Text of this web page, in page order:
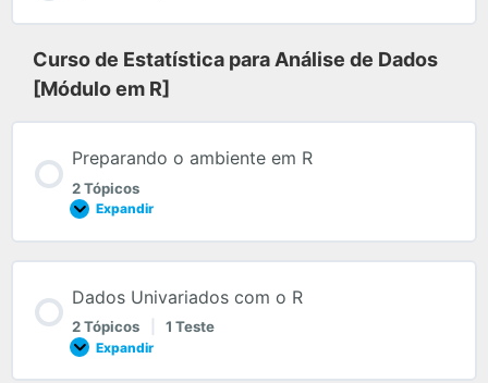
Curso de Estatística para Análise de Dados
[Módulo em R]
Preparando o ambiente em R
2 Tópicos
Expandir
Dados Univariados com o R
2 Tópicos 1 Teste
Expandir